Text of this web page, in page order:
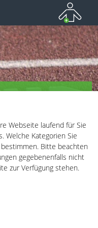
Webseite laufend für Sie
Welche Kategorien Sie
Bitte beachten
gegebenenfalls nicht
zur Verfügung stehen.
und
München-